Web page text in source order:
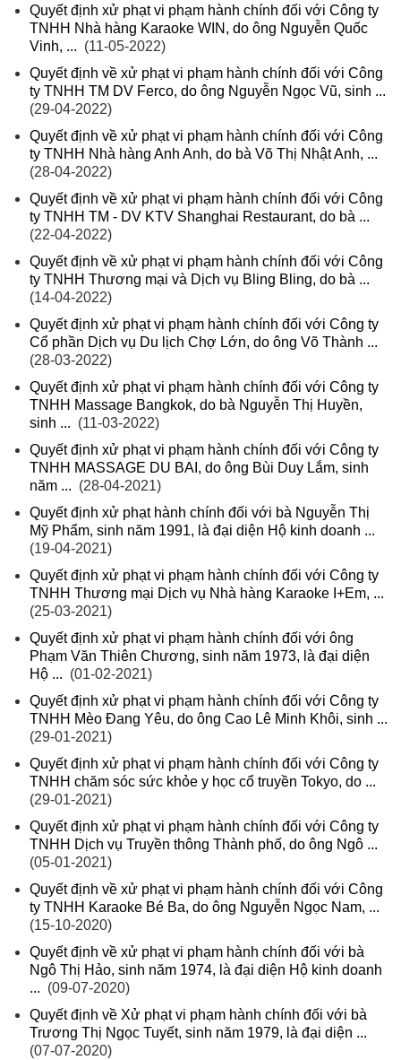
Quyết định xử phạt vi phạm hành chính đối với Công ty
TNHH Nhà hàng Karaoke WIN, do ông Nguyễn Quốc
Vinh, ... (11-05-2022)
Quyết định về xử phạt vi phạm hành chính đối với Công
ty TNHH TM DV Ferco, do ông Nguyễn Ngọc Vũ, sinh ...
(29-04-2022)
Quyết định về xử phạt vi phạm hành chính đối với Công
ty TNHH Nhà hàng Anh Anh, do bà Võ Thị Nhật Anh, ...
(28-04-2022)
Quyết định về xử phạt vi phạm hành chính đối với Công
ty TNHH TM - DV KTV Shanghai Restaurant, do bà ...
(22-04-2022)
Quyết định về xử phạt vi phạm hành chính đối với Công
ty TNHH Thương mại và Dịch vụ Bling Bling, do bà ...
(14-04-2022)
Quyết định xử phạt vi phạm hành chính đối với Công ty
Cổ phần Dịch vụ Du lịch Chợ Lớn, do ông Võ Thành ...
(28-03-2022)
Quyết định xử phạt vi phạm hành chính đối với Công ty
TNHH Massage Bangkok, do bà Nguyễn Thị Huyền,
sinh ... (11-03-2022)
Quyết định xử phạt vi phạm hành chính đối với Công ty
TNHH MASSAGE DU BAI, do ông Bùi Duy Lắm, sinh
năm ... (28-04-2021)
Quyết định xử phạt hành chính đối với bà Nguyễn Thị
Mỹ Phẩm, sinh năm 1991, là đại diện Hộ kinh doanh ...
(19-04-2021)
Quyết định xử phạt vi phạm hành chính đối với Công ty
TNHH Thương mại Dịch vụ Nhà hàng Karaoke I+Em, ...
(25-03-2021)
Quyết định xử phạt vi phạm hành chính đối với ông
Phạm Văn Thiên Chương, sinh năm 1973, là đại diện
Hộ ... (01-02-2021)
Quyết định xử phạt vi phạm hành chính đối với Công ty
TNHH Mèo Đang Yêu, do ông Cao Lê Minh Khôi, sinh ...
(29-01-2021)
Quyết định xử phạt vi phạm hành chính đối với Công ty
TNHH chăm sóc sức khỏe y học cổ truyền Tokyo, do ...
(29-01-2021)
Quyết định xử phạt vi phạm hành chính đối với Công ty
TNHH Dịch vụ Truyền thông Thành phố, do ông Ngô ...
(05-01-2021)
Quyết định về xử phạt vi phạm hành chính đối với Công
ty TNHH Karaoke Bé Ba, do ông Nguyễn Ngọc Nam, ...
(15-10-2020)
Quyết định về xử phạt vi phạm hành chính đối với bà
Ngô Thị Hảo, sinh năm 1974, là đại diện Hộ kinh doanh
... (09-07-2020)
Quyết định về Xử phạt vi phạm hành chính đối với bà
Trương Thị Ngọc Tuyết, sinh năm 1979, là đại diện ...
(07-07-2020)